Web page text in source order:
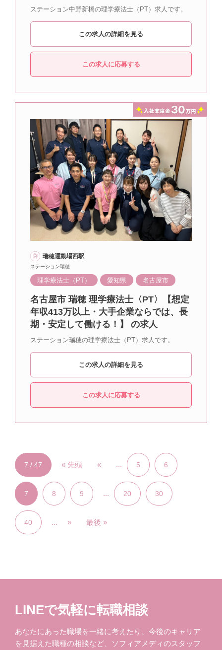
ステーション中野新橋の理学療法士（PT）求人です。
この求人の詳細を見る
この求人に応募する
瑞穂運動場西駅
ステーション瑞穂
理学療法士（PT） 愛知県 名古屋市
名古屋市 瑞穂 理学療法士〈PT〉【想定
年収413万以上・大手企業ならでは、長
期・安定して働ける！】 の求人
ステーション瑞穂の理学療法士（PT）求人です。
この求人の詳細を見る
この求人に応募する
7 / 47 « 先頭 « ... 5 6
7 8 9 ... 20 30
40 ... » 最後 »
LINEで気軽に転職相談
あなたにあった職場を一緒に考えたり、今後のキャリア
を見据えた職種の相談など、ソフィアメディのスタッフ